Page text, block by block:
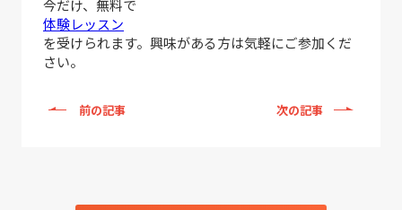
今だけ、無料で
体験レッスン
を受けられます。興味がある方は気軽にご参加くだ
さい。
前の記事 次の記事